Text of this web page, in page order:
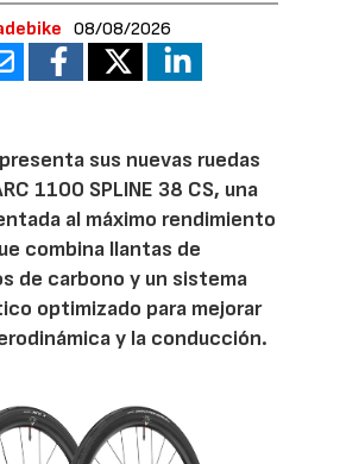
08/08/2026
sus nuevas ruedas
1100 SPLINE 38 CS, una
al máximo rendimiento
combina llantas de
de carbono y un sistema
optimizado para mejorar
y la conducción.